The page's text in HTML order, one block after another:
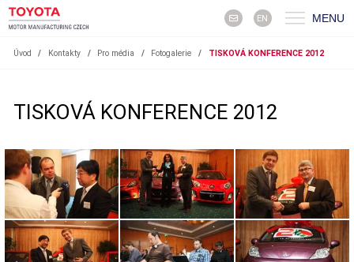
EN MENU
Úvod / Kontakty / Pro média / Fotogalerie / TISKOVÁ KONFERENCE 2012
TISKOVÁ KONFERENCE 2012